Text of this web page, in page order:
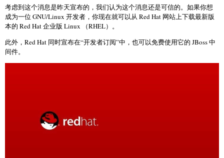
考虑到这个消息是昨天宣布的，我们认为这个消息还是可信的。如果你想
成为一位 GNU/Linux 开发者，你现在就可以从 Red Hat 网站上下载最新版
本的 Red Hat 企业版 Linux （RHEL）。
此外，Red Hat 同时宣布在“开发者订阅”中，也可以免费使用它的 JBoss 中
间件。